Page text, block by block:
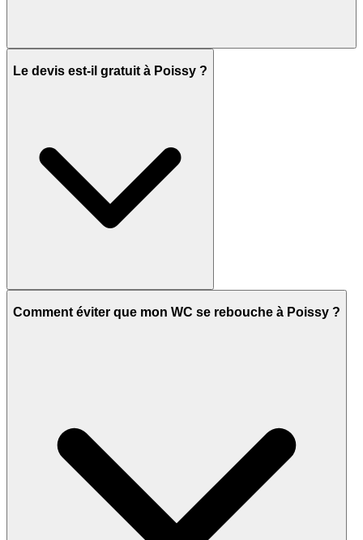
Le devis est-il gratuit à Poissy ?
Comment éviter que mon WC se rebouche à Poissy ?